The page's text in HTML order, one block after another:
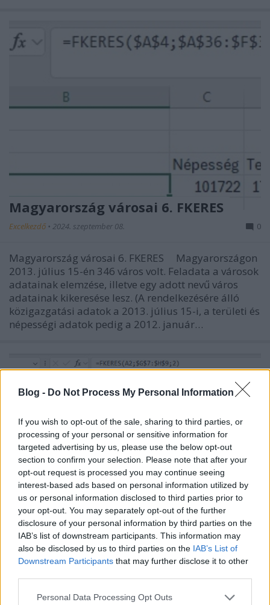
Blog - Do Not Process My Personal Information
If you wish to opt-out of the sale, sharing to third parties, or
processing of your personal or sensitive information for
targeted advertising by us, please use the below opt-out
section to confirm your selection. Please note that after your
opt-out request is processed you may continue seeing
interest-based ads based on personal information utilized by
us or personal information disclosed to third parties prior to
your opt-out. You may separately opt-out of the further
disclosure of your personal information by third parties on the
IAB’s list of downstream participants. This information may
also be disclosed by us to third parties on the IAB’s List of
Downstream Participants that may further disclose it to other
Please note that this website/app uses one or more Google
Personal Data Processing Opt Outs
Magyarország városai 6. FKERES
Excelkezdő • 2024. szeptember 08. 0
Magyarország városai 6. FKERES Magyarországon
2013. július 15-én 346 város volt. Feladata a városok
adatainak elemzése, illetve egy adott nevű város
adatainak kikeresése lesz. (A rendelkezésére álló
közigazgatási adatok a 2013. július 15-i, a területi és
népességi adatok pedig a 2012. január…
Posta 2. FKERES
Excelkezdő•2024. augusztus 08.